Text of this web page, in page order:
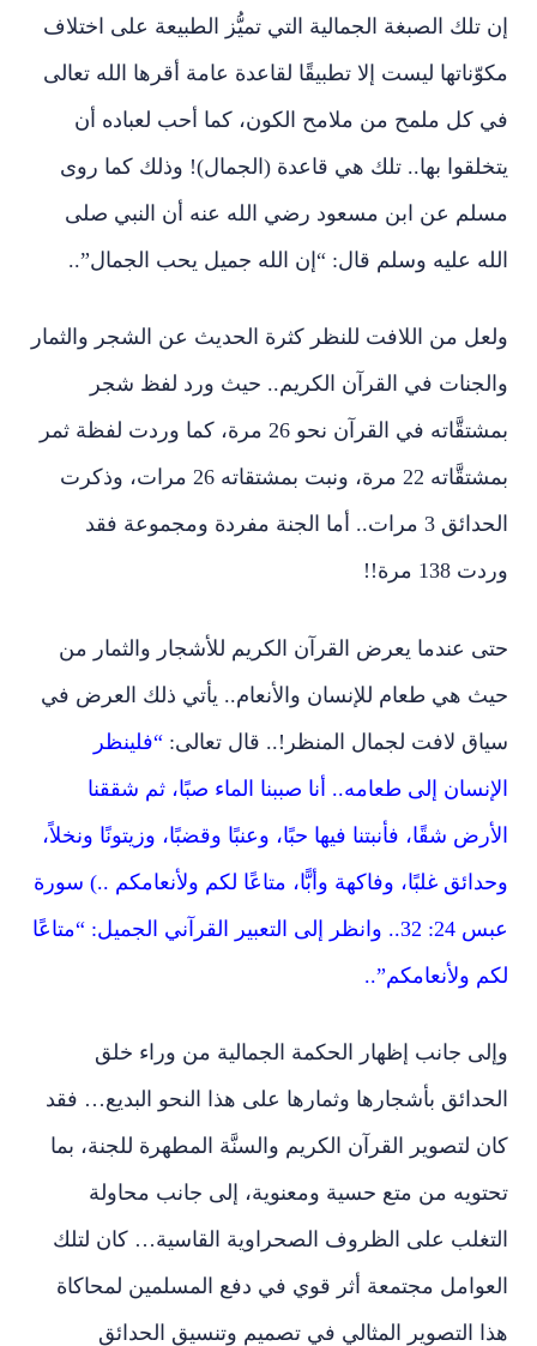
إن تلك الصبغة الجمالية التي تميُّز الطبيعة على اختلاف
مكوّناتها ليست إلا تطبيقًا لقاعدة عامة أقرها الله تعالى
في كل ملمح من ملامح الكون، كما أحب لعباده أن
يتخلقوا بها.. تلك هي قاعدة (الجمال)! وذلك كما روى
مسلم عن ابن مسعود رضي الله عنه أن النبي صلى
الله عليه وسلم قال: “إن الله جميل يحب الجمال”..
ولعل من اللافت للنظر كثرة الحديث عن الشجر والثمار
والجنات في القرآن الكريم.. حيث ورد لفظ شجر
بمشتقَّاته في القرآن نحو 26 مرة، كما وردت لفظة ثمر
بمشتقَّاته 22 مرة، ونبت بمشتقاته 26 مرات، وذكرت
الحدائق 3 مرات.. أما الجنة مفردة ومجموعة فقد
وردت 138 مرة!!
حتى عندما يعرض القرآن الكريم للأشجار والثمار من
حيث هي طعام للإنسان والأنعام.. يأتي ذلك العرض في
سياق لافت لجمال المنظر!.. قال تعالى: “فلينظر
الإنسان إلى طعامه.. أنا صببنا الماء صبًا، ثم شققنا
الأرض شقًا، فأنبتنا فيها حبًا، وعنبًا وقضبًا، وزيتونًا ونخلاً،
وحدائق غلبًا، وفاكهة وأبًّا، متاعًا لكم ولأنعامكم ..) سورة
عبس 24: 32.. وانظر إلى التعبير القرآني الجميل: “متاعًا
لكم ولأنعامكم”..
وإلى جانب إظهار الحكمة الجمالية من وراء خلق
الحدائق بأشجارها وثمارها على هذا النحو البديع… فقد
كان لتصوير القرآن الكريم والسنَّة المطهرة للجنة، بما
تحتويه من متع حسية ومعنوية، إلى جانب محاولة
التغلب على الظروف الصحراوية القاسية… كان لتلك
العوامل مجتمعة أثر قوي في دفع المسلمين لمحاكاة
هذا التصوير المثالي في تصميم وتنسيق الحدائق